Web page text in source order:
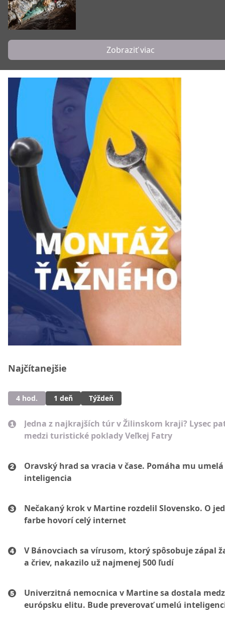
Zobraziť viac
Najčítanejšie
4 hod. 1 deň Týždeň
Jedna z najkrajších túr v Žilinskom kraji? Lysec
medzi turistické poklady Veľkej Fatry
Oravský hrad sa vracia v čase. Pomáha mu umelá
inteligencia
Nečakaný krok v Martine rozdelil Slovensko. O
farbe hovorí celý internet
V Bánovciach sa vírusom, ktorý spôsobuje zápal
a čriev, nakazilo už najmenej 500 ľudí
Univerzitná nemocnica v Martine sa dostala
európsku elitu. Bude preverovať umelú